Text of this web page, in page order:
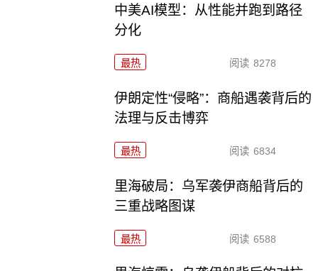
中美AI模型：从性能并跑到路径
分化
最热 阅读 8278
伊朗定性“侵略”：商船遇袭背后的
法理与反击博弈
最热 阅读 6834
里海破局：乌军袭伊商船背后的
三重战略图谋
最热 阅读 6588